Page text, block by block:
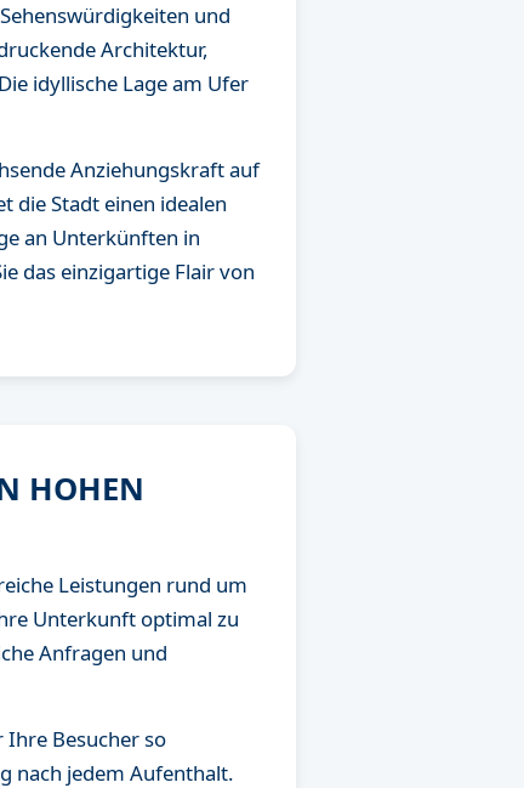
und
Architektur,
idyllische Lage am Ufer
Anziehungskraft auf
die Stadt einen idealen
an Unterkünften in
das einzigartige Flair von
HOHEN
Leistungen rund um
Unterkunft optimal zu
Anfragen und
Besucher so
nach jedem Aufenthalt.